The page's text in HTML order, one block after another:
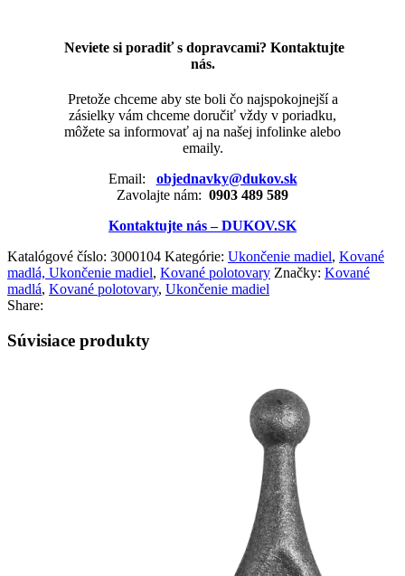
Neviete si poradiť s dopravcami? Kontaktujte
nás.
Pretože chceme aby ste boli čo najspokojnejší a
zásielky vám chceme doručiť vždy v poriadku,
môžete sa informovať aj na našej infolinke alebo
emaily.
Email: objednavky@dukov.sk
Zavolajte nám: 0903 489 589
Kontaktujte nás – DUKOV.SK
Katalógové číslo: 3000104 Kategórie: Ukončenie madiel, Kované
madlá, Ukončenie madiel, Kované polotovary Značky: Kované
madlá, Kované polotovary, Ukončenie madiel
Share:
Súvisiace produkty